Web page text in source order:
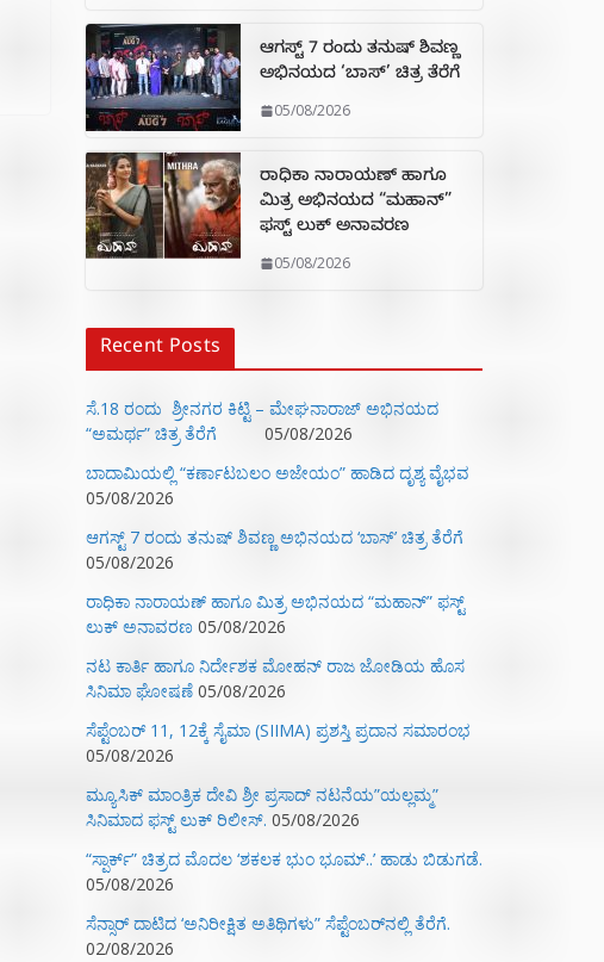
ಆಗಸ್ಟ್ 7 ರಂದು ತನುಷ್ ಶಿವಣ್ಣ
ಅಭಿನಯದ ‘ಬಾಸ್’ ಚಿತ್ರ ತೆರೆಗೆ
05/08/2026
ರಾಧಿಕಾ ನಾರಾಯಣ್ ಹಾಗೂ
ಮಿತ್ರ ಅಭಿನಯದ “ಮಹಾನ್”
ಫಸ್ಟ್ ಲುಕ್ ಅನಾವರಣ
05/08/2026
Recent Posts
ಸೆ.18 ರಂದು ಶ್ರೀನಗರ ಕಿಟ್ಟಿ – ಮೇಘನಾರಾಜ್ ಅಭಿನಯದ
“ಅಮರ್ಥ” ಚಿತ್ರ ತೆರೆಗೆ
05/08/2026
ಬಾದಾಮಿಯಲ್ಲಿ “ಕರ್ಣಾಟಬಲಂ ಅಜೇಯಂ” ಹಾಡಿದ ದೃಶ್ಯ ವೈಭವ
05/08/2026
ಆಗಸ್ಟ್ 7 ರಂದು ತನುಷ್ ಶಿವಣ್ಣ ಅಭಿನಯದ ‘ಬಾಸ್’ ಚಿತ್ರ ತೆರೆಗೆ
05/08/2026
ರಾಧಿಕಾ ನಾರಾಯಣ್ ಹಾಗೂ ಮಿತ್ರ ಅಭಿನಯದ “ಮಹಾನ್” ಫಸ್ಟ್
ಲುಕ್ ಅನಾವರಣ 05/08/2026
ನಟ ಕಾರ್ತಿ ಹಾಗೂ ನಿರ್ದೇಶಕ ಮೋಹನ್ ರಾಜ ಜೋಡಿಯ ಹೊಸ
ಸಿನಿಮಾ ಘೋಷಣೆ 05/08/2026
ಸೆಪ್ಟೆಂಬರ್ 11, 12ಕ್ಕೆ ಸೈಮಾ (SIIMA) ಪ್ರಶಸ್ತಿ ಪ್ರದಾನ ಸಮಾರಂಭ
05/08/2026
ಮ್ಯೂಸಿಕ್‌ ಮಾಂತ್ರಿಕ ದೇವಿ ಶ್ರೀ ಪ್ರಸಾದ್ ನಟನೆಯ”ಯಲ್ಲಮ್ಮ”
ಸಿನಿಮಾದ ಫಸ್ಟ್‌ ಲುಕ್‌ ರಿಲೀಸ್. 05/08/2026
“ಸ್ಪಾರ್ಕ್” ಚಿತ್ರದ ಮೊದಲ‌ ‘ಶಕಲಕ ಭುಂ‌ ಭೂಮ್..’ ಹಾಡು ಬಿಡುಗಡೆ.
05/08/2026
ಸೆನ್ಸಾರ್ ದಾಟಿದ ‘ಅನಿರೀಕ್ಷಿತ ಅತಿಥಿಗಳು” ಸೆಪ್ಟೆಂಬರ್‌ನಲ್ಲಿ ತೆರೆಗೆ.
02/08/2026